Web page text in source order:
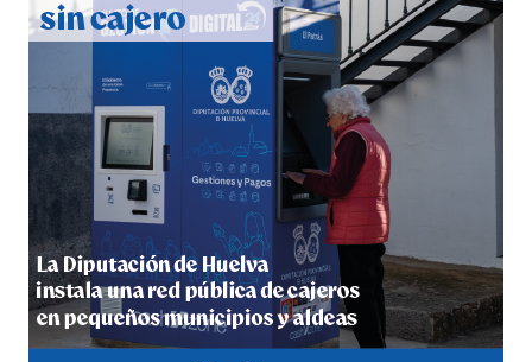
5º DÍA DE LAS FIESTAS COLOMBINAS 2026
hace 5 días·Huelvatv